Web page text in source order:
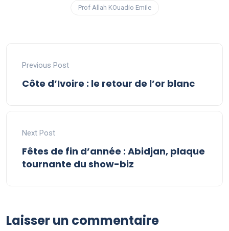
Prof Allah KOuadio Emile
Previous Post
Côte d’Ivoire : le retour de l’or blanc
Next Post
Fêtes de fin d’année : Abidjan, plaque
tournante du show-biz
Laisser un commentaire